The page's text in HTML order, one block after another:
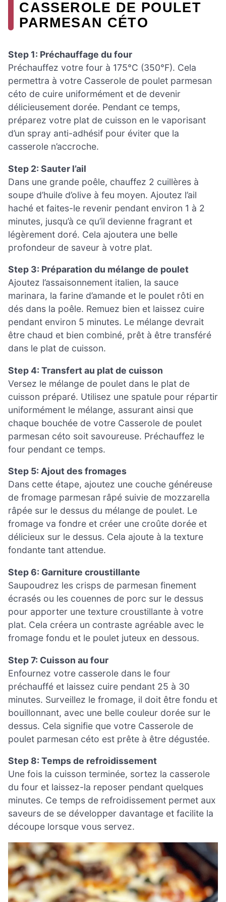
CASSEROLE DE POULET
PARMESAN CÉTO
Step 1: Préchauffage du four
Préchauffez votre four à 175°C (350°F). Cela
permettra à votre Casserole de poulet parmesan
céto de cuire uniformément et de devenir
délicieusement dorée. Pendant ce temps,
préparez votre plat de cuisson en le vaporisant
d’un spray anti-adhésif pour éviter que la
casserole n’accroche.
Step 2: Sauter l’ail
Dans une grande poêle, chauffez 2 cuillères à
soupe d’huile d’olive à feu moyen. Ajoutez l’ail
haché et faites-le revenir pendant environ 1 à 2
minutes, jusqu’à ce qu’il devienne fragrant et
légèrement doré. Cela ajoutera une belle
profondeur de saveur à votre plat.
Step 3: Préparation du mélange de poulet
Ajoutez l’assaisonnement italien, la sauce
marinara, la farine d’amande et le poulet rôti en
dés dans la poêle. Remuez bien et laissez cuire
pendant environ 5 minutes. Le mélange devrait
être chaud et bien combiné, prêt à être transféré
dans le plat de cuisson.
Step 4: Transfert au plat de cuisson
Versez le mélange de poulet dans le plat de
cuisson préparé. Utilisez une spatule pour répartir
uniformément le mélange, assurant ainsi que
chaque bouchée de votre Casserole de poulet
parmesan céto soit savoureuse. Préchauffez le
four pendant ce temps.
Step 5: Ajout des fromages
Dans cette étape, ajoutez une couche généreuse
de fromage parmesan râpé suivie de mozzarella
râpée sur le dessus du mélange de poulet. Le
fromage va fondre et créer une croûte dorée et
délicieux sur le dessus. Cela ajoute à la texture
fondante tant attendue.
Step 6: Garniture croustillante
Saupoudrez les crisps de parmesan finement
écrasés ou les couennes de porc sur le dessus
pour apporter une texture croustillante à votre
plat. Cela créera un contraste agréable avec le
fromage fondu et le poulet juteux en dessous.
Step 7: Cuisson au four
Enfournez votre casserole dans le four
préchauffé et laissez cuire pendant 25 à 30
minutes. Surveillez le fromage, il doit être fondu et
bouillonnant, avec une belle couleur dorée sur le
dessus. Cela signifie que votre Casserole de
poulet parmesan céto est prête à être dégustée.
Step 8: Temps de refroidissement
Une fois la cuisson terminée, sortez la casserole
du four et laissez-la reposer pendant quelques
minutes. Ce temps de refroidissement permet aux
saveurs de se développer davantage et facilite la
découpe lorsque vous servez.